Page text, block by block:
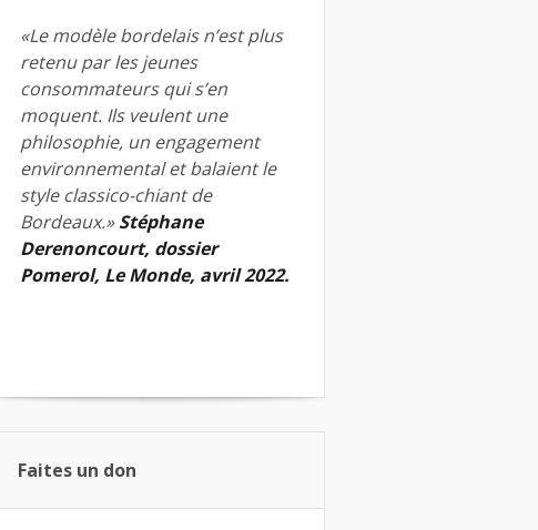
«Le modèle bordelais n’est plus
retenu par les jeunes
consommateurs qui s’en
moquent. Ils veulent une
philosophie, un engagement
environnemental et balaient le
style classico-chiant de
Bordeaux.»Stéphane
Derenoncourt, dossier
Pomerol, Le Monde, avril 2022.
Faites un don